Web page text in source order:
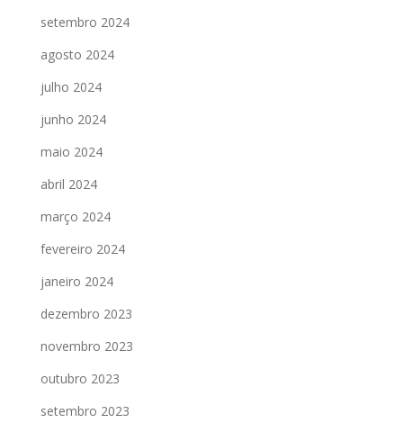
setembro 2024
agosto 2024
julho 2024
junho 2024
maio 2024
abril 2024
março 2024
fevereiro 2024
janeiro 2024
dezembro 2023
novembro 2023
outubro 2023
setembro 2023